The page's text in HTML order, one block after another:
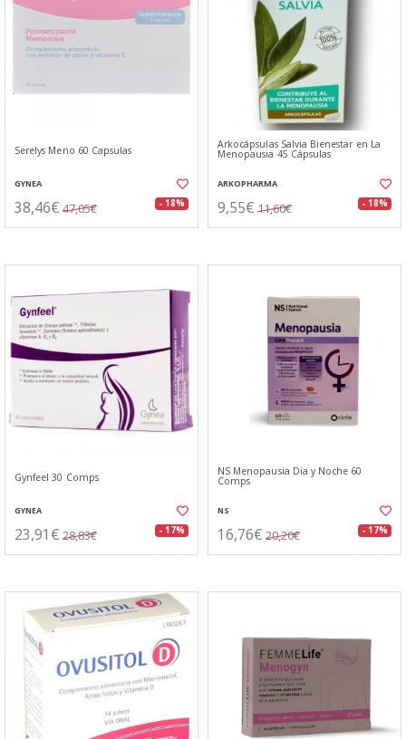
Serelys Meno 60 Capsulas
GYNEA
38,46€ 47,05€ - 18%
Arkocápsulas Salvia Bienestar en La
Menopausia 45 Cápsulas
ARKOPHARMA
9,55€ 11,60€ - 18%
Gynfeel 30 Comps
GYNEA
23,91€ 28,83€ - 17%
NS Menopausia Dia y Noche 60
Comps
NS
16,76€ 20,20€ - 17%